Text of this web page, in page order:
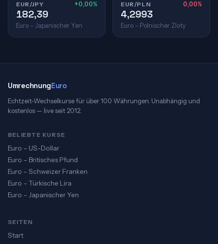
EUR/JPY +0,00%
182,39
Euro – Japanischer Yen
EUR/PLN 0,00%
4,2993
Euro – Polnischer Zloty
UmrechnungEuro
Echtzeit-Wechselkurse für über 100 Währungen. Unabhängig und
kostenlos — live seit 2012.
BELIEBTE KURSE
Euro – US-Dollar
Euro – Britisches Pfund
Euro – Schweizer Franken
Euro – Türkische Lira
Euro – Japanischer Yen
SEITEN
Start